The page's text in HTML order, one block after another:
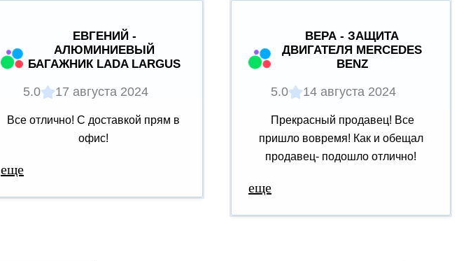
ЕВГЕНИЙ -
АЛЮМИНИЕВЫЙ
БАГАЖНИК LADA LARGUS
5.0 17 августа 2024
Все отлично! С доставкой прям в
офис!
еще
ВЕРА - ЗАЩИТА
ДВИГАТЕЛЯ MERCEDES
BENZ
5.0 14 августа 2024
Прекрасный продавец! Все
пришло вовремя! Как и обещал
продавец- подошло отлично!
еще